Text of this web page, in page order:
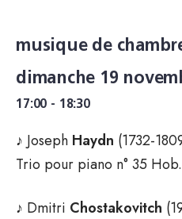
musique de
dimanche 19
17:00 - 18:30
♪ Joseph Haydn (1732-
Trio pour piano n° 35
♪ Dmitri Chostakovitch